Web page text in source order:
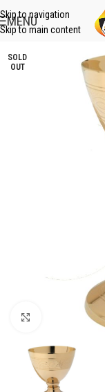
Skip to navigation
Skip to main content
MENU
SOLD
OUT
Click to enlarge